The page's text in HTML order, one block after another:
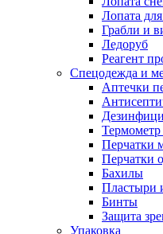
Лопата
Грабли и
Ледоруб
Реагент
Спецодежда и
Аптечки
Перчатки
Перчатки
Бахилы
Пластыри
Бинты
Защита
Упаковка